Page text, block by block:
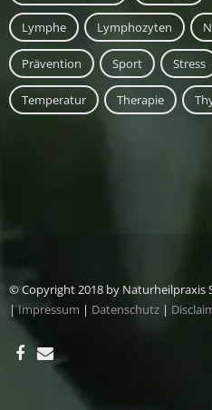
Lymphe Lymphozyten
Prävention Sport Stress
Temperatur Therapie
© Copyright 2018 by Naturheilpraxis
|Impressum | Datenschutz |